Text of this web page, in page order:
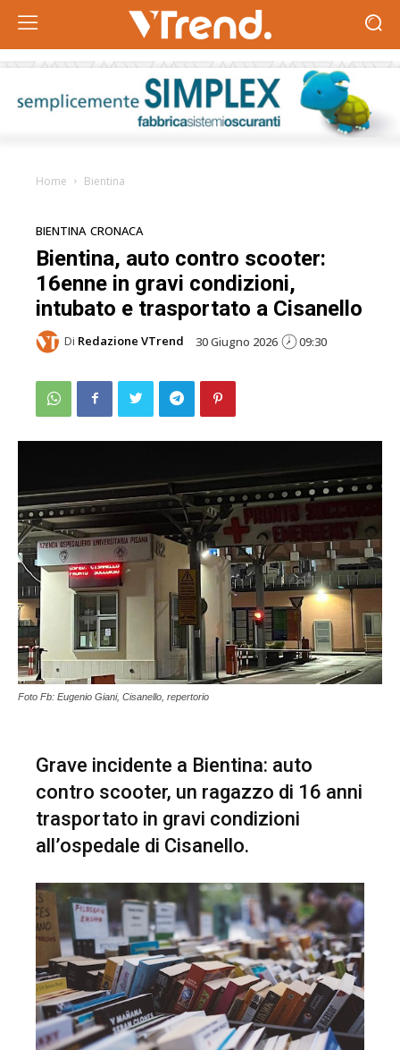
Home Bientina
BIENTINA CRONACA
Bientina, auto contro scooter:
16enne in gravi condizioni,
intubato e trasportato a Cisanello
Di Redazione VTrend 30 Giugno 2026 09:30
Foto Fb: Eugenio Giani, Cisanello, repertorio
Grave incidente a Bientina: auto
contro scooter, un ragazzo di 16 anni
trasportato in gravi condizioni
all’ospedale di Cisanello.